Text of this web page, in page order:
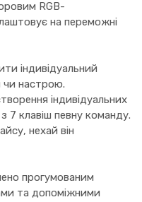
RGB-
на переможні
індивідуальний
чи настрою.
індивідуальних
7 клавіш певну команду.
нехай він
прогумованим
та допоміжними